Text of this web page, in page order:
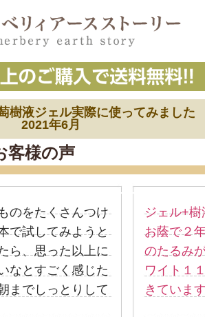
樹液ジェル実際に使ってみました
2021年6月
様の声
のをたくさんつけ
で試してみようと
ら、思った以上に
なとすごく感じた
までしっとりして
ジェル+樹
お蔭で２
のたるみ
ワイト１
きていま